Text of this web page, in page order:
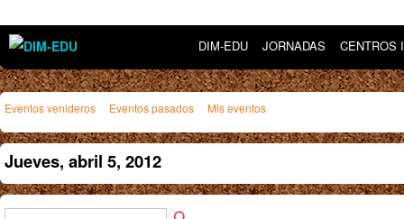
DIM-EDU JORNADAS CENTROS
Eventos venideros Eventos pasados Mis eventos
Jueves, abril 5, 2012